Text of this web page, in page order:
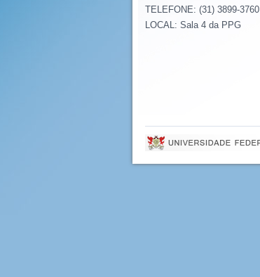
TELEFONE: (31) 3899-3760
LOCAL: Sala 4 da PPG